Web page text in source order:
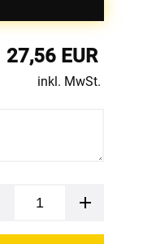
27,56 EUR
inkl. MwSt.